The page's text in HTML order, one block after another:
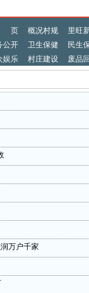
页 概况村规
里旺
公开
卫生保健
民生
娱乐
村庄建设 废品
万户千家